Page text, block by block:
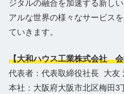
ジタルの融合を加速する新し
アルな世界の様々なサービス
ていきます。
【大和ハウス工業株式会社
代表者：代表取締役社長 大友
本社：大阪府大阪市北区梅田3